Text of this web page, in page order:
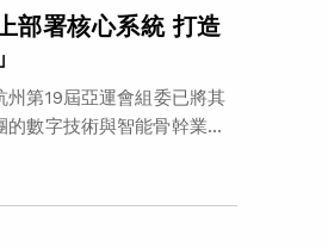
部署核心系統 打造
第19屆亞運會組委已將其
數字技術與智能骨幹業...